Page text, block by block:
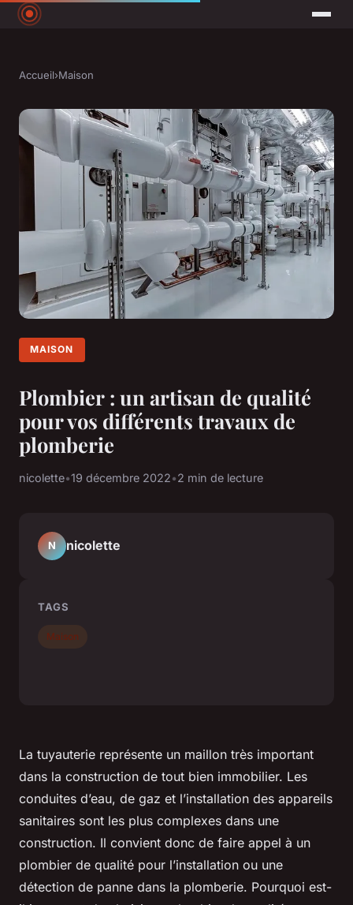
Accueil›Maison
MAISON
Plombier : un artisan de qualité
pour vos différents travaux de
plomberie
nicolette•19 décembre 2022•2 min de lecture
La tuyauterie représente un maillon très important
dans la construction de tout bien immobilier. Les
conduites d’eau, de gaz et l’installation des appareils
sanitaires sont les plus complexes dans une
construction. Il convient donc de faire appel à un
plombier de qualité pour l’installation ou une
détection de panne dans la plomberie. Pourquoi est-
N nicolette
TAGS
Maison